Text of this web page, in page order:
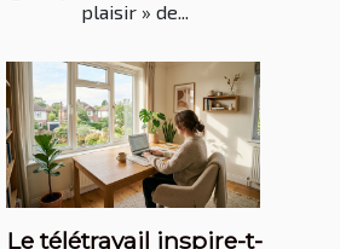
plaisir » de...
Le télétravail inspire-t-